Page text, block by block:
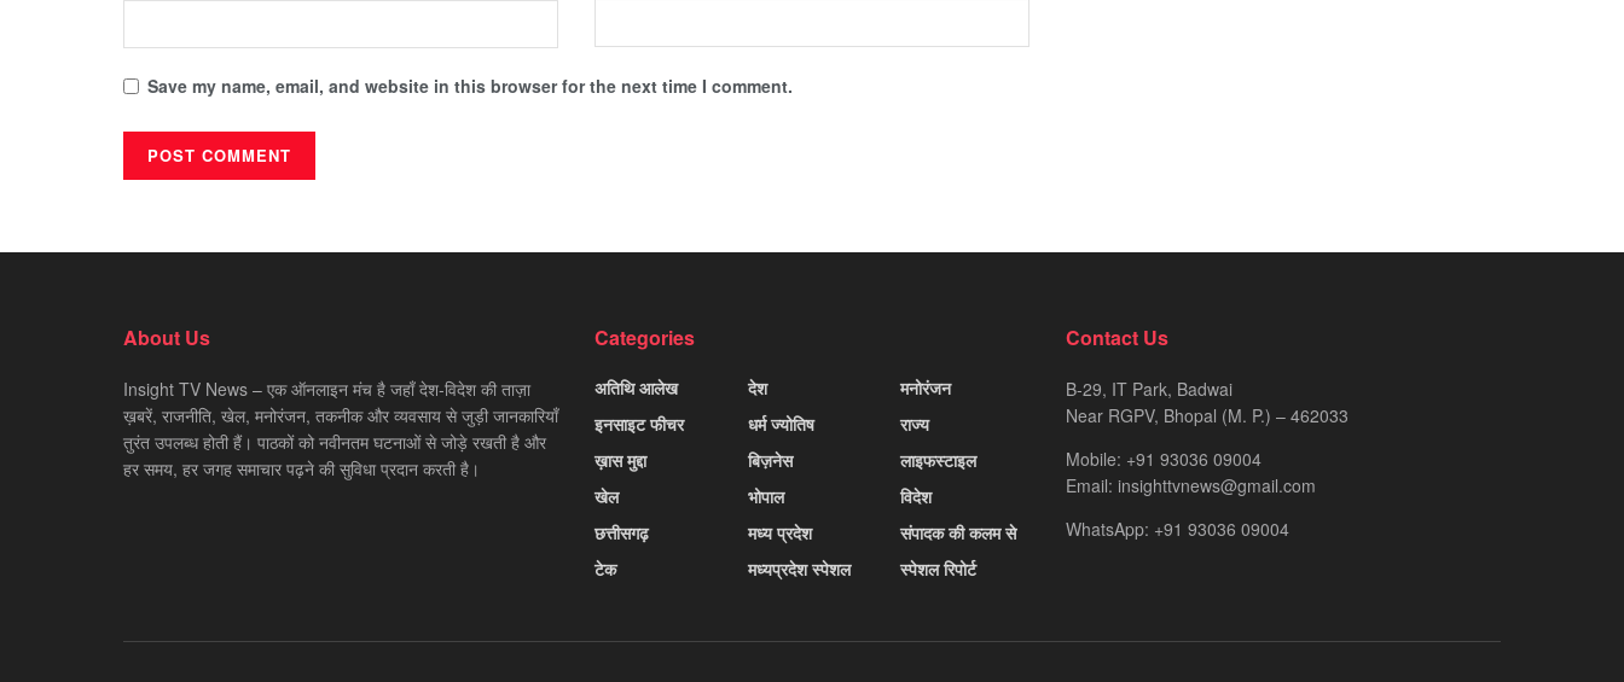
Save my name, email, and website in this browser for the next time I comment.
About Us
Insight TV News – एक ऑनलाइन मंच है जहाँ देश-विदेश की ताज़ा
ख़बरें, राजनीति, खेल, मनोरंजन, तकनीक और व्यवसाय से जुड़ी जानकारियाँ
तुरंत उपलब्ध होती हैं। पाठकों को नवीनतम घटनाओं से जोड़े रखती है और
हर समय, हर जगह समाचार पढ़ने की सुविधा प्रदान करती है।
Categories
अतिथि आलेख
इनसाइट फीचर
ख़ास मुद्दा
खेल
छत्तीसगढ़
टेक
देश
धर्म ज्योतिष
बिज़नेस
भोपाल
मध्य प्रदेश
मध्यप्रदेश स्पेशल
मनोरंजन
राज्य
लाइफस्टाइल
विदेश
संपादक की कलम से
स्पेशल रिपोर्ट
Contact Us
B-29, IT Park, Badwai
Near RGPV, Bhopal (M. P.) – 462033
Mobile: +91 93036 09004
Email: insighttvnews@gmail.com
WhatsApp: +91 93036 09004